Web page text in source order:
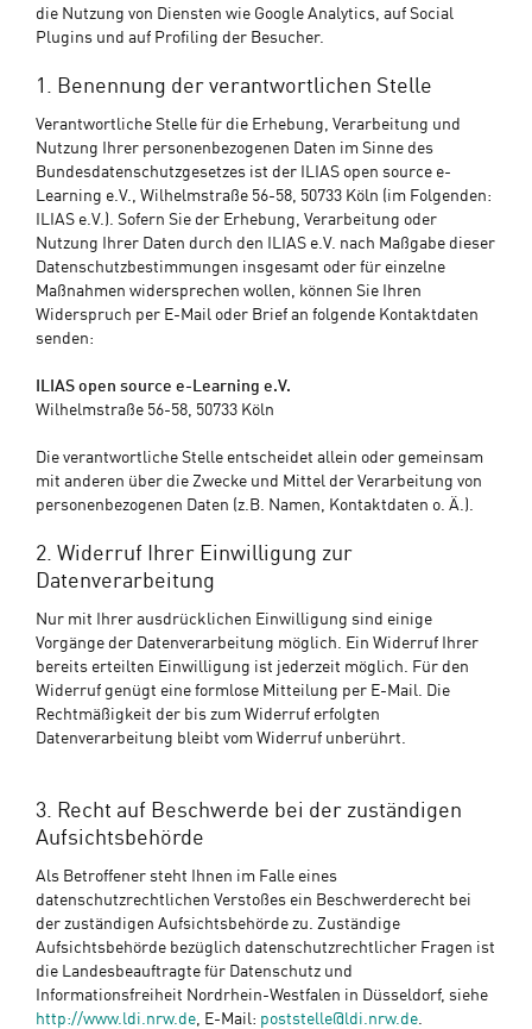
die Nutzung von Diensten wie Google Analytics, auf Social
Plugins und auf Profiling der Besucher.
1. Benennung der verantwortlichen Stelle
Verantwortliche Stelle für die Erhebung, Verarbeitung und
Nutzung Ihrer personenbezogenen Daten im Sinne des
Bundesdatenschutzgesetzes ist der ILIAS open source e-
Learning e.V., Wilhelmstraße 56-58, 50733 Köln (im Folgenden:
ILIAS e.V.). Sofern Sie der Erhebung, Verarbeitung oder
Nutzung Ihrer Daten durch den ILIAS e.V. nach Maßgabe dieser
Datenschutzbestimmungen insgesamt oder für einzelne
Maßnahmen widersprechen wollen, können Sie Ihren
Widerspruch per E-Mail oder Brief an folgende Kontaktdaten
senden:
ILIAS open source e-Learning e.V.
Wilhelmstraße 56-58, 50733 Köln
Die verantwortliche Stelle entscheidet allein oder gemeinsam
mit anderen über die Zwecke und Mittel der Verarbeitung von
personenbezogenen Daten (z.B. Namen, Kontaktdaten o. Ä.).
2. Widerruf Ihrer Einwilligung zur
Datenverarbeitung
Nur mit Ihrer ausdrücklichen Einwilligung sind einige
Vorgänge der Datenverarbeitung möglich. Ein Widerruf Ihrer
bereits erteilten Einwilligung ist jederzeit möglich. Für den
Widerruf genügt eine formlose Mitteilung per E-Mail. Die
Rechtmäßigkeit der bis zum Widerruf erfolgten
Datenverarbeitung bleibt vom Widerruf unberührt.
3. Recht auf Beschwerde bei der zuständigen
Aufsichtsbehörde
Als Betroffener steht Ihnen im Falle eines
datenschutzrechtlichen Verstoßes ein Beschwerderecht bei
der zuständigen Aufsichtsbehörde zu. Zuständige
Aufsichtsbehörde bezüglich datenschutzrechtlicher Fragen ist
die Landesbeauftragte für Datenschutz und
Informationsfreiheit Nordrhein-Westfalen in Düsseldorf, siehe
http://www.ldi.nrw.de, E-Mail: poststelle@ldi.nrw.de.